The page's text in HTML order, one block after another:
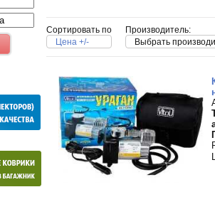
Сортировать по
Цена +/-
Производитель:
Выбрать